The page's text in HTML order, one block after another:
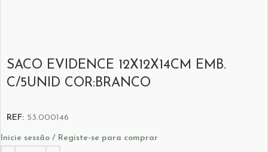
SACO EVIDENCE 12X12X14CM EMB.
C/5UNID COR:BRANCO
REF: 53.000146
Inicie sessão / Registe-se para comprar